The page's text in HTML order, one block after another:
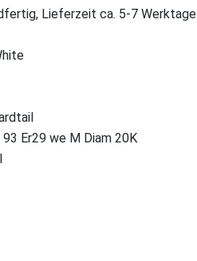
Lieferzeit ca. 5-7 Werktage
Er29 we M Diam 20K